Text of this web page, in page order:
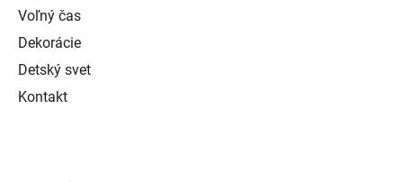
Voľný čas
Dekorácie
Detský svet
Kontakt